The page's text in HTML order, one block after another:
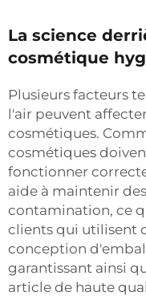
La science
cosmétique
Plusieurs facteurs
l'air peuvent
cosmétiques.
cosmétiques
fonctionner
aide à maintenir
contamination, ce
clients qui utilisent
conception
garantissant ainsi
article de haute